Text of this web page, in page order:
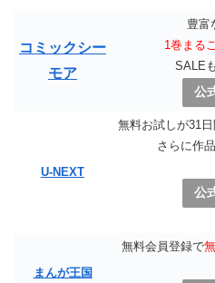
コミックシー
モア
豊富
1巻まる
SALE
公
U-NEXT
無料お試しが31
さらに作
公
まんが王国
無料会員登録で